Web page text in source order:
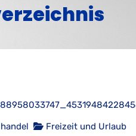
Freizeit und Urlaub